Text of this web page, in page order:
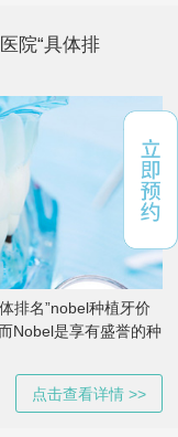
院“具体排
排名”nobel种植牙价
Nobel是享有盛誉的种
点击查看详情 >>